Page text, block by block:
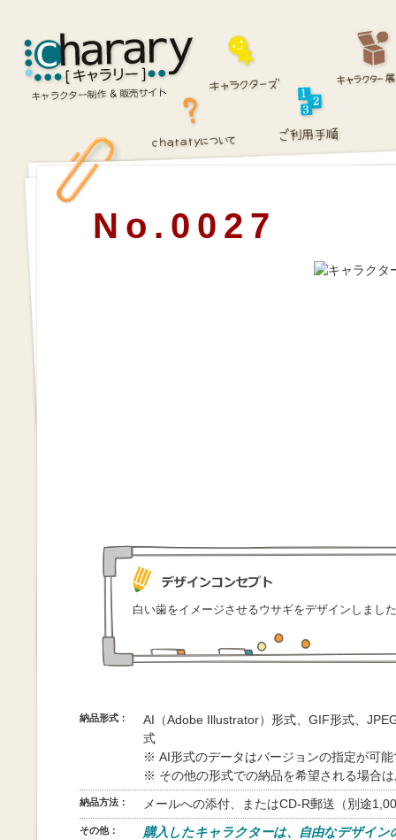
No.0027
白い歯をイメージさせるウサギをデザインしまし
納品形式：
AI（Adobe Illustrator）形式、GIF形式、
式
※ AI形式のデータはバージョンの指定が可能
※ その他の形式での納品を希望される場合
納品方法： メールへの添付、またはCD-R郵送（別途
その他：
購入したキャラクターは、自由なデザイン